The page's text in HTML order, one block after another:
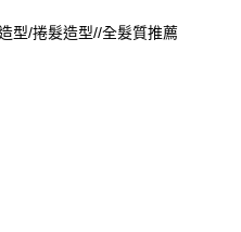
網址：
人或監護人之同意方可使用
引起之損失，本公司不負相關責
個別帳號之用戶狀況，依本公司即
不足之情形，本公司將視審查結果
之使用額度並採取法律行動。
型/捲髮造型//全髮質推薦